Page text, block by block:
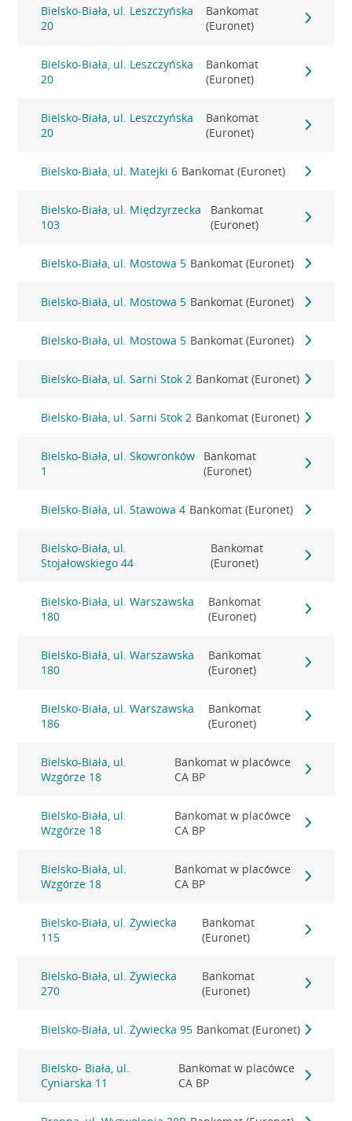
Bielsko-Biała, ul. Leszczyńska
20
Bankomat
(Euronet)
Bielsko-Biała, ul. Leszczyńska
20
Bankomat
(Euronet)
Bielsko-Biała, ul. Leszczyńska
20
Bankomat
(Euronet)
Bielsko-Biała, ul. Matejki 6 Bankomat (Euronet)
Bielsko-Biała, ul. Międzyrzecka
103
Bankomat
(Euronet)
Bielsko-Biała, ul. Mostowa 5 Bankomat (Euronet)
Bielsko-Biała, ul. Mostowa 5 Bankomat (Euronet)
Bielsko-Biała, ul. Mostowa 5 Bankomat (Euronet)
Bielsko-Biała, ul. Sarni Stok 2 Bankomat (Euronet)
Bielsko-Biała, ul. Sarni Stok 2 Bankomat (Euronet)
Bielsko-Biała, ul. Skowronków
1
Bankomat
(Euronet)
Bielsko-Biała, ul. Stawowa 4 Bankomat (Euronet)
Bielsko-Biała, ul.
Stojałowskiego 44
Bankomat
(Euronet)
Bielsko-Biała, ul. Warszawska
180
Bankomat
(Euronet)
Bielsko-Biała, ul. Warszawska
180
Bankomat
(Euronet)
Bielsko-Biała, ul. Warszawska
186
Bankomat
(Euronet)
Bielsko-Biała, ul.
Wzgórze 18
Bankomat w placówce
CA BP
Bielsko-Biała, ul.
Wzgórze 18
Bankomat w placówce
CA BP
Bielsko-Biała, ul.
Wzgórze 18
Bankomat w placówce
CA BP
Bielsko-Biała, ul. Żywiecka
115
Bankomat
(Euronet)
Bielsko-Biała, ul. Żywiecka
270
Bankomat
(Euronet)
Bielsko-Biała, ul. Żywiecka 95 Bankomat (Euronet)
Bielsko- Biała, ul.
Cyniarska 11
Bankomat w placówce
CA BP